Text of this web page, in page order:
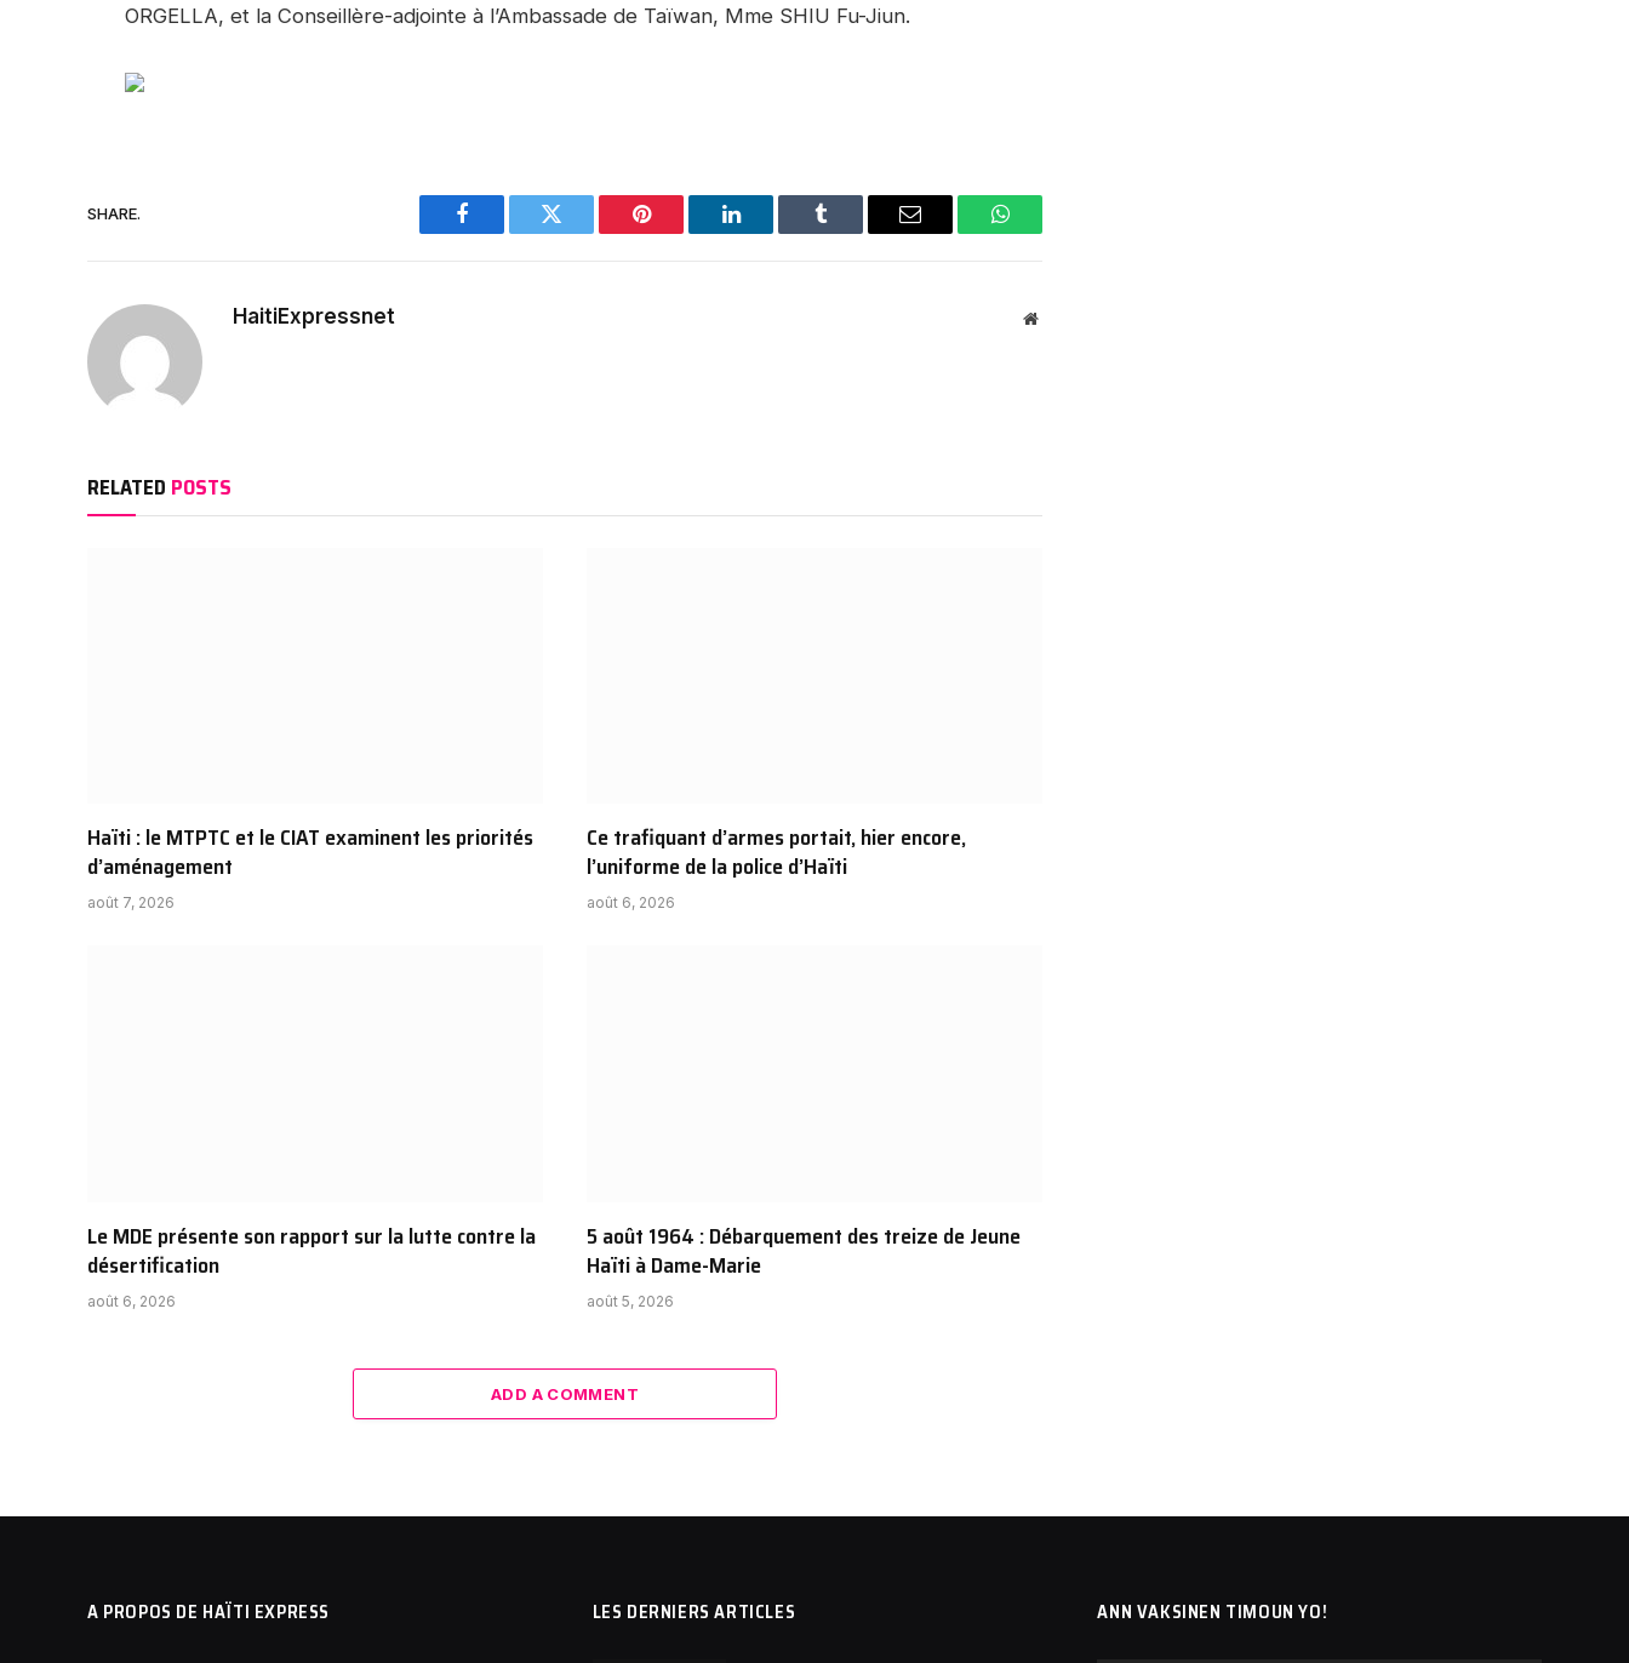
ORGELLA, et la Conseillère-adjointe à l’Ambassade de Taïwan, Mme SHIU Fu-Jiun.
SHARE.
Facebook Twitter Pinterest LinkedIn Tumblr Email WhatsApp
HaitiExpressnet Website
RELATED POSTS
Haïti : le MTPTC et le CIAT examinent les priorités
d’aménagement
août 7, 2026
Ce trafiquant d’armes portait, hier encore,
l’uniforme de la police d’Haïti
août 6, 2026
Le MDE présente son rapport sur la lutte contre la
désertification
août 6, 2026
5 août 1964 : Débarquement des treize de Jeune
Haïti à Dame-Marie
août 5, 2026
ADD A COMMENT
A PROPOS DE HAÏTI EXPRESS LES DERNIERS ARTICLES ANN VAKSINEN TIMOUN YO!